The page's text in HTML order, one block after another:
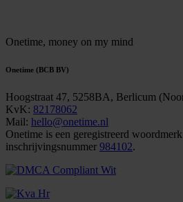
Onetime, money on my mind
Onetime (BCB BV)
Hoogstraat 47, 5258BA, Berlicum
KvK: 82178062
Mail: hello@onetime.nl
Onetime is een geregistreerd
inschrijvingsnummer 984102.